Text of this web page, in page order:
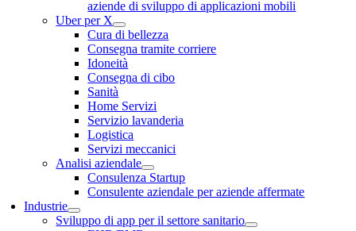
aziende di sviluppo di applicazioni mobili
Uber per X
Cura di bellezza
Consegna tramite corriere
Idoneità
Consegna di cibo
Sanità
Home Servizi
Servizio lavanderia
Logistica
Servizi meccanici
Analisi aziendale
Consulenza Startup
Consulente aziendale per aziende affermate
Industrie
Sviluppo di app per il settore sanitario